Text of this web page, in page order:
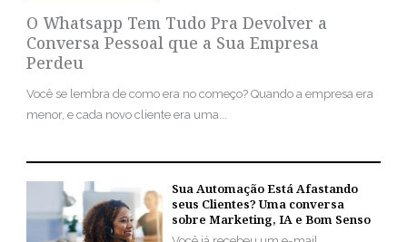
O Whatsapp Tem Tudo Pra Devolver a
Conversa Pessoal que a Sua Empresa
Perdeu
Você se lembra de como era no começo? Quando a empresa era
menor, e cada novo cliente era uma...
Sua Automação Está Afastando
seus Clientes? Uma conversa
sobre Marketing, IA e Bom Senso